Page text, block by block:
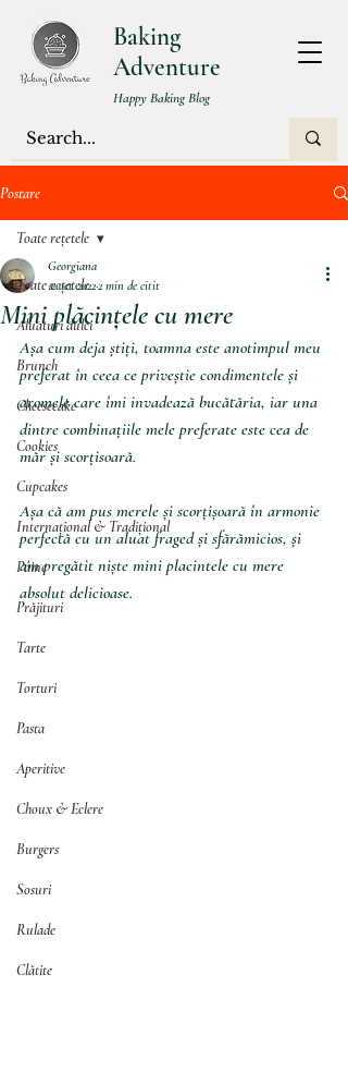
Baking
Adventure
Happy Baking Blog
Postare
Toate rețetele
Aluaturi dulci
Brunch
Cheesecake
Cookies
Cupcakes
Internațional & Tradițional
Pâine
Prăjituri
Tarte
Torturi
Pasta
Aperitive
Choux & Eclere
Burgers
Sosuri
Rulade
Clătite
Toate rețetele
Mini plăcințele cu mere
Georgiana
12 oct. 20222 min de citit
Așa cum deja știți, toamna este anotimpul meu
preferat în ceea ce priveștie condimentele și
aromele care îmi invadează bucătăria, iar una
dintre combinațiile mele preferate este cea de
măr și scorțisoară.
Așa că am pus merele și scorțișoară în armonie
perfectă cu un aluat fraged și sfărămicios, și
am pregătit niște mini placintele cu mere
absolut delicioase.